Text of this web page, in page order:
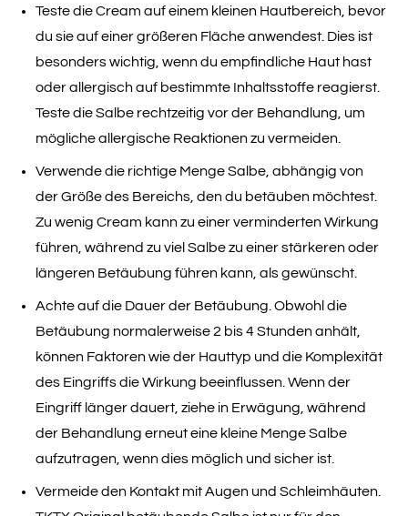
Teste die Cream auf einem kleinen Hautbereich, bevor
du sie auf einer größeren Fläche anwendest. Dies ist
besonders wichtig, wenn du empfindliche Haut hast
oder allergisch auf bestimmte Inhaltsstoffe reagierst.
Teste die Salbe rechtzeitig vor der Behandlung, um
mögliche allergische Reaktionen zu vermeiden.
Verwende die richtige Menge Salbe, abhängig von
der Größe des Bereichs, den du betäuben möchtest.
Zu wenig Cream kann zu einer verminderten Wirkung
führen, während zu viel Salbe zu einer stärkeren oder
längeren Betäubung führen kann, als gewünscht.
Achte auf die Dauer der Betäubung. Obwohl die
Betäubung normalerweise 2 bis 4 Stunden anhält,
können Faktoren wie der Hauttyp und die Komplexität
des Eingriffs die Wirkung beeinflussen. Wenn der
Eingriff länger dauert, ziehe in Erwägung, während
der Behandlung erneut eine kleine Menge Salbe
aufzutragen, wenn dies möglich und sicher ist.
Vermeide den Kontakt mit Augen und Schleimhäuten.